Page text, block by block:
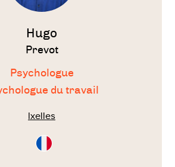
Hugo
Prevot
Psychologue
du travail
Ixelles
Consultation
en